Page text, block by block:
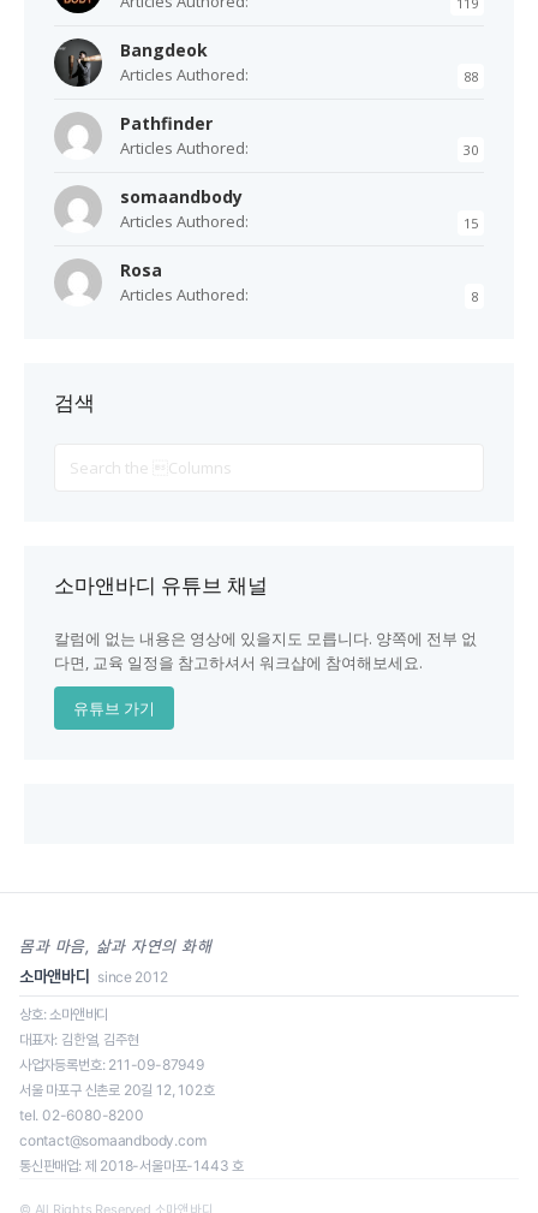
Bangdeok
Articles Authored: 88
Pathfinder
Articles Authored: 30
somaandbody
Articles Authored: 15
Rosa
Articles Authored: 8
검색
For
소마앤바디 유튜브 채널
칼럼에 없는 내용은 영상에 있을지도 모릅니다. 양쪽에 전부 없
다면, 교육 일정을 참고하셔서 워크샵에 참여해보세요.
유튜브 가기
일정을 클릭하면 신청 페이지로 이동합니다.
몸과 마음, 삶과 자연의 화해
소마앤바디 since 2012
상호: 소마앤바디
대표자: 김한얼, 김주현
사업자등록번호: 211-09-87949
서울 마포구 신촌로 20길 12, 102호
tel. 02-6080-8200
contact@somaandbody.com
통신판매업: 제 2018-서울마포-1443 호
© All Rights Reserved 소마앤바디